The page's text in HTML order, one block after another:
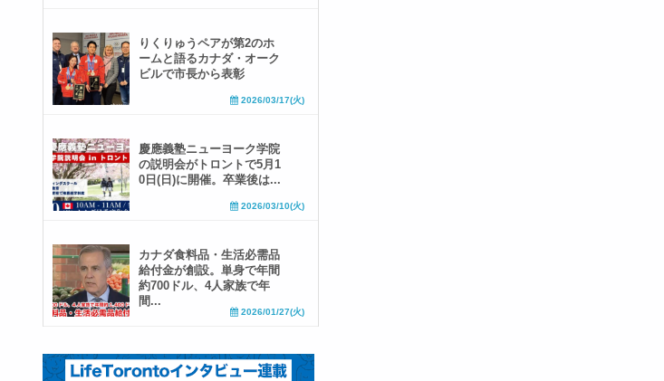
りくりゅうペアが第2のホ
ームと語るカナダ・オーク
ビルで市長から表彰
2026/03/17(火)
慶應義塾ニューヨーク学院
の説明会がトロントで5月1
0日(日)に開催。卒業後は...
2026/03/10(火)
カナダ食料品・生活必需品
給付金が創設。単身で年間
約700ドル、4人家族で年
間...
2026/01/27(火)